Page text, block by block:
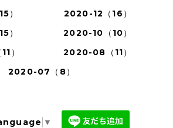
）
2020-12（16）
）
2020-10（10）
）
2020-08（11）
2020-07（8）
▼